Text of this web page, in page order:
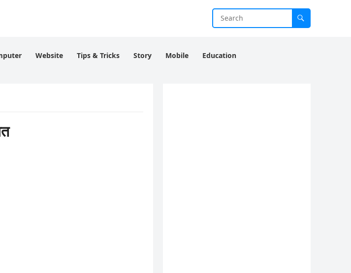
Website Tips & Tricks Story Mobile Education